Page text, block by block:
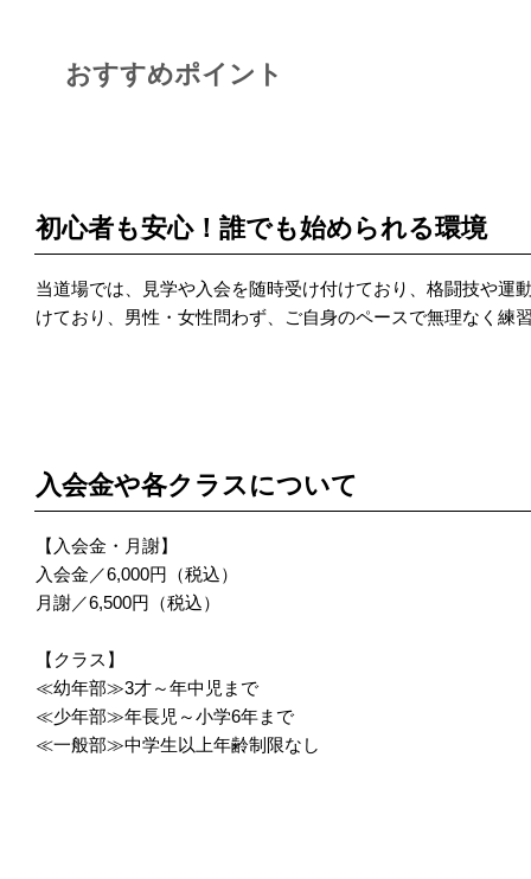
おすすめポイント
初心者も安心！誰でも始められる環境
当道場では、見学や入会を随時受け付けており、格闘技や
けており、男性・女性問わず、ご自身のペースで無理なく
入会金や各クラスについて
【入会金・月謝】
入会金／6,000円（税込）
月謝／6,500円（税込）
【クラス】
≪幼年部≫3才～年中児まで
≪少年部≫年長児～小学6年まで
≪一般部≫中学生以上年齢制限なし